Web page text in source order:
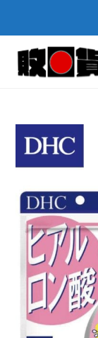
content